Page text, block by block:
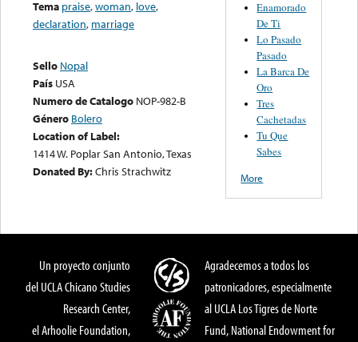
Tema praise,woman, love,
declaration, marriage
Sello Nopal
País USA
Numero de Catalogo NOP-982-B
Género Bolero
Location of Label:
1414 W. Poplar San Antonio, Texas
Donated By:Chris Strachwitz
Enamorado
De Ti
Lo Pasado
Pasado
La Barca De
Oro
Tres
Cachetadas
Tu Que
Sabes
More
Un proyecto conjunto
del UCLA Chicano Studies
Research Center,
el Arhoolie Foundation,
Agradecemos a todos los
patronicadores, especialmente
al UCLA Los Tigres de Norte
Fund, National Endowment for